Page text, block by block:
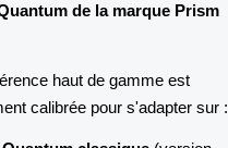
de la marque Prism
haut de gamme est
calibrée pour s'adapter sur :